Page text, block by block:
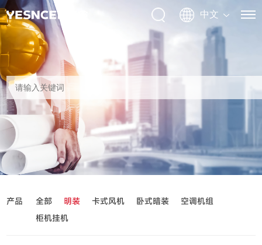
产品 全部 明装 卡式风机 卧式暗装
空调机组
柜机挂机